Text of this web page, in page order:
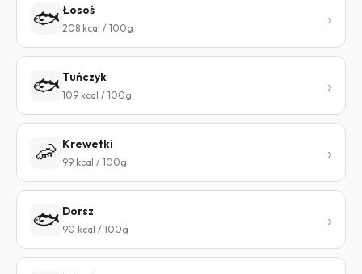
🐟 Łosoś
208 kcal / 100g
🐟 Tuńczyk
109 kcal / 100g
🦐 Krewetki
99 kcal / 100g
🐟 Dorsz
90 kcal / 100g